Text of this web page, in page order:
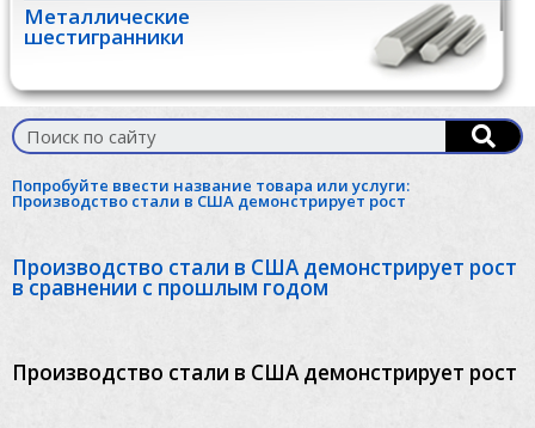
Металлические
шестигранники
Попробуйте ввести название товара или услуги:
Производство стали в США демонстрирует рост
Производство стали в США демонстрирует рост
в сравнении с прошлым годом
Производство стали в США демонстрирует рост